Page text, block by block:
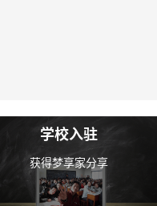
学校入驻
获得梦享家分享